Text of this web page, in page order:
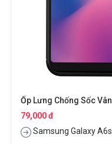
79,000 đ
Samsung Galaxy A6s